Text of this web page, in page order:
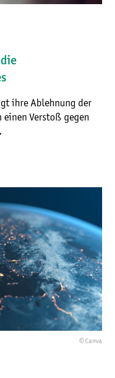
ihre Ablehnung der
Verstoß gegen
© Canva